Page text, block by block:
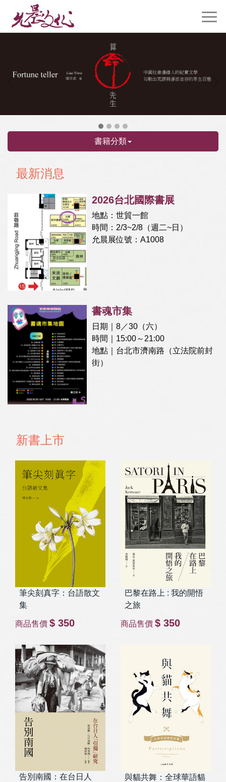
書籍分類
最新消息
2026台北國際書展
地點：世貿一館
時間：2/3~2/8（週二~日）
允晨展位號：A1008
書魂市集
日期｜8／30（六）
時間｜15:00～21:00
地點｜台北市濟南路（立法院前封
街）
新書上市
筆尖刻真字：台語散文
集
商品售價 $ 350
巴黎在路上 : 我的開悟
之旅
商品售價 $ 350
告別南國：在台日人
與貓共舞：全球華語貓